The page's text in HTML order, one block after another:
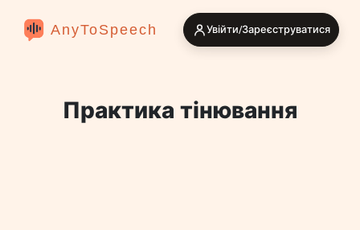
AnyToSpeech Увійти/Зареєструватися
Практика тінювання